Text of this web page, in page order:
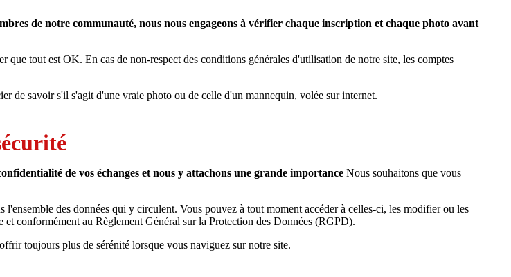
de notre communauté, nous nous engageons à vérifier chaque inscription et chaque photo avant
tout est OK. En cas de non-respect des conditions générales d'utilisation de notre site, les comptes
de savoir s'il s'agit d'une vraie photo ou de celle d'un mannequin, volée sur internet.
de vos échanges et nous y attachons une grande importance Nous souhaitons que vous
des données qui y circulent. Vous pouvez à tout moment accéder à celles-ci, les modifier ou les
conformément au Règlement Général sur la Protection des Données (RGPD).
toujours plus de sérénité lorsque vous naviguez sur notre site.